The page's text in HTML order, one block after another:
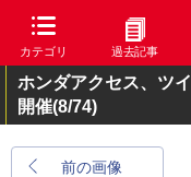
カテゴリ 過去記事
ホンダアクセス、ツ
開催(8/74)
前の画像